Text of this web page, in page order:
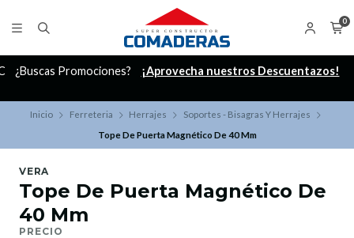
0
¿Buscas Promociones? ¡Aprovecha nuestros Descuentazos!
Inicio Ferreteria Herrajes
Soportes - Bisagras Y Herrajes
Tope De Puerta Magnético De 40 Mm
VERA
Tope De Puerta Magnético De
40 Mm
PRECIO